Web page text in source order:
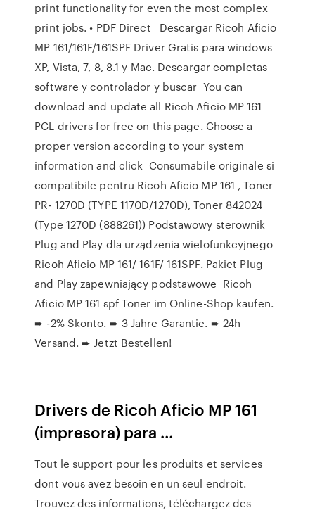
print functionality for even the most complex
print jobs. • PDF Direct Descargar Ricoh Aficio
MP 161/161F/161SPF Driver Gratis para windows
XP, Vista, 7, 8, 8.1 y Mac. Descargar completas
software y controlador y buscar You can
download and update all Ricoh Aficio MP 161
PCL drivers for free on this page. Choose a
proper version according to your system
information and click Consumabile originale si
compatibile pentru Ricoh Aficio MP 161 , Toner
PR- 1270D (TYPE 1170D/1270D), Toner 842024
(Type 1270D (888261)) Podstawowy sterownik
Plug and Play dla urządzenia wielofunkcyjnego
Ricoh Aficio MP 161/ 161F/ 161SPF. Pakiet Plug
and Play zapewniający podstawowe Ricoh
Aficio MP 161 spf Toner im Online-Shop kaufen.
➨ -2% Skonto. ➨ 3 Jahre Garantie. ➨ 24h
Versand. ➨ Jetzt Bestellen!
Drivers de Ricoh Aficio MP 161
(impresora) para …
Tout le support pour les produits et services
dont vous avez besoin en un seul endroit.
Trouvez des informations, téléchargez des